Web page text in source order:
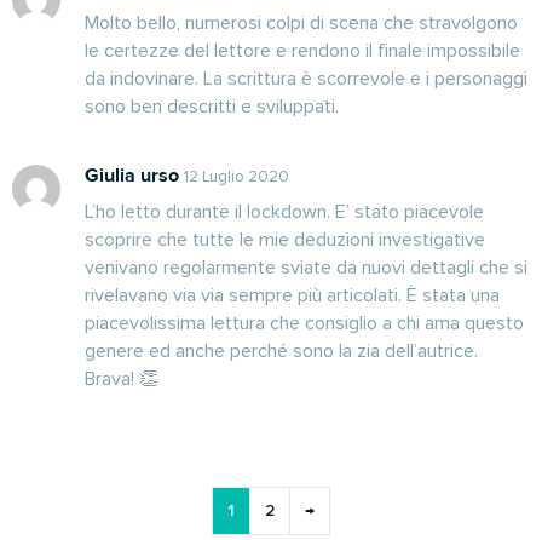
Molto bello, numerosi colpi di scena che stravolgono
le certezze del lettore e rendono il finale impossibile
da indovinare. La scrittura è scorrevole e i personaggi
sono ben descritti e sviluppati.
Giulia urso 12 Luglio 2020
L’ho letto durante il lockdown. E’ stato piacevole
scoprire che tutte le mie deduzioni investigative
venivano regolarmente sviate da nuovi dettagli che si
rivelavano via via sempre più articolati. È stata una
piacevolissima lettura che consiglio a chi ama questo
genere ed anche perché sono la zia dell’autrice.
Brava! 👏
1 2 →